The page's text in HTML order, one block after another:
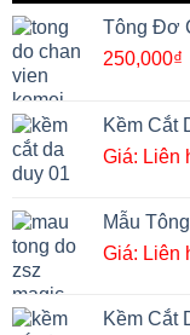
Tông Đơ
250,000₫
Kềm Cắt
Giá: Liên
Mẫu
Giá: Liên
Kềm Cắt